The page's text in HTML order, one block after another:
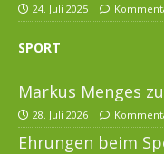
24. Juli 2025
SPORT
Markus Menges
28. Juli 2026
Ehrungen beim